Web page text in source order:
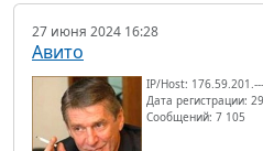
27 июня 2024 16:28
Авито
IP/Host: 176.59.201.---
Дата регистрации:
Сообщений: 7 105